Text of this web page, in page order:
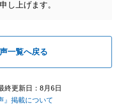
し上げます。
一覧へ戻る
終更新日：8月6日
』掲載について